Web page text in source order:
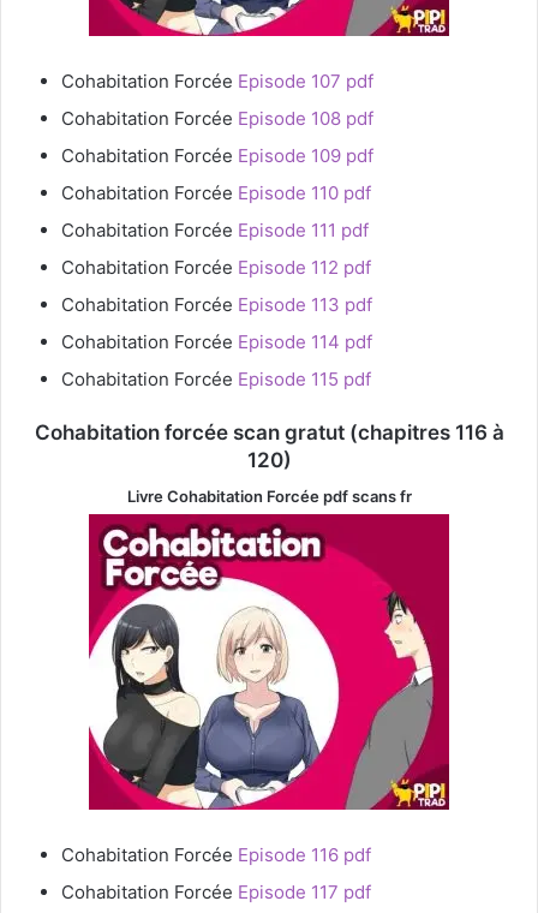
Cohabitation Forcée Episode 107 pdf
Cohabitation Forcée Episode 108 pdf
Cohabitation Forcée Episode 109 pdf
Cohabitation Forcée Episode 110 pdf
Cohabitation Forcée Episode 111 pdf
Cohabitation Forcée Episode 112 pdf
Cohabitation Forcée Episode 113 pdf
Cohabitation Forcée Episode 114 pdf
Cohabitation Forcée Episode 115 pdf
Cohabitation forcée scan gratut (chapitres 116 à
120)
Livre Cohabitation Forcée pdf scans fr
Cohabitation Forcée Episode 116 pdf
Cohabitation Forcée Episode 117 pdf